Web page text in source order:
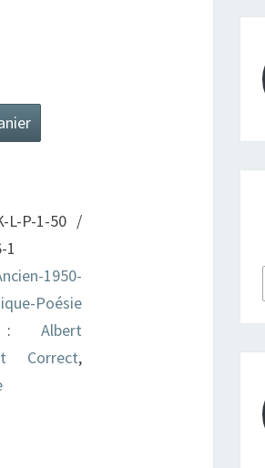
L-P-1-50 /
1
1950-
Poésie
: Albert
Correct,